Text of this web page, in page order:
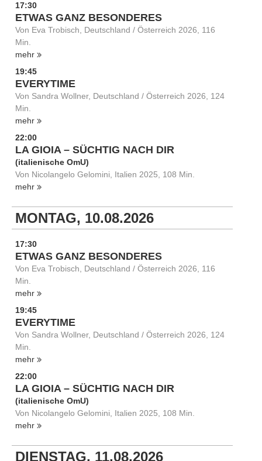
17:30
ETWAS GANZ BESONDERES
Von Eva Trobisch, Deutschland / Österreich 2026, 116
Min.
mehr
19:45
EVERYTIME
Von Sandra Wollner, Deutschland / Österreich 2026, 124
Min.
mehr
22:00
LA GIOIA – SÜCHTIG NACH DIR
(italienische OmU)
Von Nicolangelo Gelomini, Italien 2025, 108 Min.
mehr
MONTAG, 10.08.2026
17:30
ETWAS GANZ BESONDERES
Von Eva Trobisch, Deutschland / Österreich 2026, 116
Min.
mehr
19:45
EVERYTIME
Von Sandra Wollner, Deutschland / Österreich 2026, 124
Min.
mehr
22:00
LA GIOIA – SÜCHTIG NACH DIR
(italienische OmU)
Von Nicolangelo Gelomini, Italien 2025, 108 Min.
mehr
DIENSTAG, 11.08.2026